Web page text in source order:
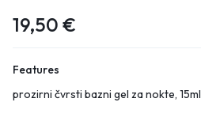
19,50 €
Features
prozirni čvrsti bazni gel za nokte, 15ml